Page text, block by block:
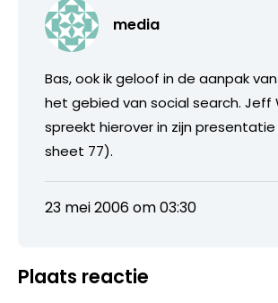
media
Bas, ook ik geloof in de aanpak
het gebied van social search. Jeff
spreekt hierover in zijn
sheet 77).
23 mei 2006 om 03:30
Plaats reactie